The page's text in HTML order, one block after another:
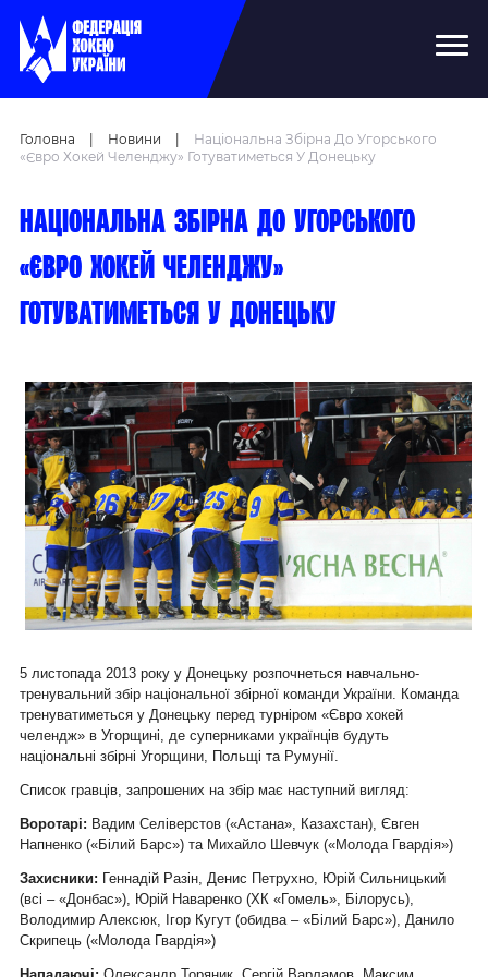
Головна Новини
Національна Збірна До Угорського
«Євро Хокей Челенджу» Готуватиметься У Донецьку
Національна збірна до угорського
«Євро хокей челенджу»
готуватиметься у Донецьку
5 листопада 2013 року у Донецьку розпочнеться навчально-
тренувальний збір національної збірної команди України. Команда
тренуватиметься у Донецьку перед турніром «Євро хокей
челендж» в Угорщині, де суперниками українців будуть
національні збірні Угорщини, Польщі та Румунії.
Список гравців, запрошених на збір має наступний вигляд:
Воротарі: Вадим Селіверстов («Астана», Казахстан), Євген
Напненко («Білий Барс») та Михайло Шевчук («Молода Гвардія»)
Захисники: Геннадій Разін, Денис Петрухно, Юрій Сильницький
(всі – «Донбас»), Юрій Наваренко (ХК «Гомель», Білорусь),
Володимир Алексюк, Ігор Кугут (обидва – «Білий Барс»), Данило
Скрипець («Молода Гвардія»)